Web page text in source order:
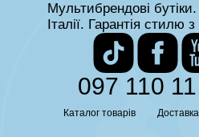
Мультибрендові
Італії. Гарантія стилю
097 110
Каталог товарів